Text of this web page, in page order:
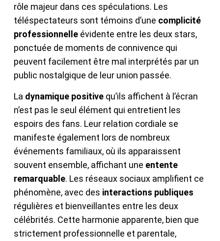
rôle majeur dans ces spéculations. Les
téléspectateurs sont témoins d’une complicité
professionnelle évidente entre les deux stars,
ponctuée de moments de connivence qui
peuvent facilement être mal interprétés par un
public nostalgique de leur union passée.
La dynamique positive qu’ils affichent à l’écran
n’est pas le seul élément qui entretient les
espoirs des fans. Leur relation cordiale se
manifeste également lors de nombreux
événements familiaux, où ils apparaissent
souvent ensemble, affichant une entente
remarquable. Les réseaux sociaux amplifient ce
phénomène, avec des interactions publiques
régulières et bienveillantes entre les deux
célébrités. Cette harmonie apparente, bien que
strictement professionnelle et parentale,